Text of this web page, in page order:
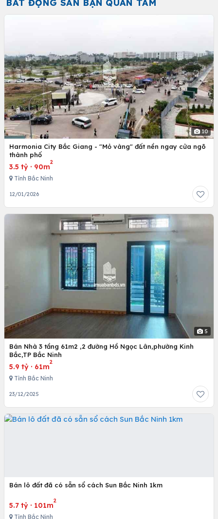
BẤT ĐỘNG SẢN BẠN QUAN TÂM
10
Harmonia City Bắc Giang - "Mỏ vàng" đất nền ngay cửa ngõ
thành phố
3.5 tỷ · 90m
2
Tỉnh Bắc Ninh
12/01/2026
5
Bán Nhà 3 tầng 61m2 ,2 đường Hồ Ngọc Lân,phường Kinh
Bắc,TP Bắc Ninh
5.9 tỷ · 61m
2
Tỉnh Bắc Ninh
23/12/2025
Bán lô đất đã có sẵn sổ cách Sun Bắc Ninh 1km
5.7 tỷ · 101m
2
Tỉnh Bắc Ninh